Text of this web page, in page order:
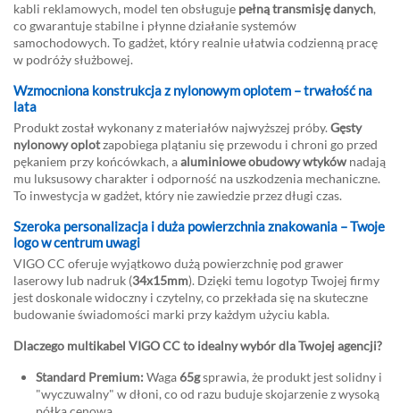
kabli reklamowych, model ten obsługuje pełną transmisję danych,
co gwarantuje stabilne i płynne działanie systemów
samochodowych. To gadżet, który realnie ułatwia codzienną pracę
w podróży służbowej.
Wzmocniona konstrukcja z nylonowym oplotem – trwałość na
lata
Produkt został wykonany z materiałów najwyższej próby. Gęsty
nylonowy oplotzapobiega plątaniu się przewodu i chroni go przed
pękaniem przy końcówkach, aaluminiowe obudowy wtyków nadają
mu luksusowy charakter i odporność na uszkodzenia mechaniczne.
To inwestycja w gadżet, który nie zawiedzie przez długi czas.
Szeroka personalizacja i duża powierzchnia znakowania – Twoje
logo w centrum uwagi
VIGO CC oferuje wyjątkowo dużą powierzchnię pod grawer
laserowy lub nadruk (34x15mm). Dzięki temu logotyp Twojej firmy
jest doskonale widoczny i czytelny, co przekłada się na skuteczne
budowanie świadomości marki przy każdym użyciu kabla.
Dlaczego multikabel VIGO CC to idealny wybór dla Twojej agencji?
Standard Premium: Waga65gsprawia, że produkt jest solidny i
"wyczuwalny" w dłoni, co od razu buduje skojarzenie z wysoką